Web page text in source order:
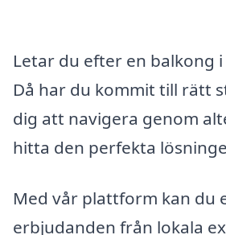
Letar du efter en balkong
Då har du kommit till rätt
dig att navigera genom
hitta den perfekta
Med vår plattform kan du
erbjudanden från lokala